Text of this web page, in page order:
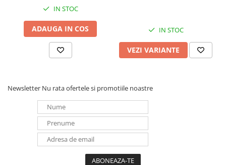
Frigidere portabile
Panouri portabile
Racire/Incalzire
Diverse
Intrerupatoare si prize
Dulapuri pentru cablare
structurata
IN STOC
ADAUGA IN COS IN STOC
VEZI VARIANTE
Newsletter Nu rata ofertele si promotiile noastre